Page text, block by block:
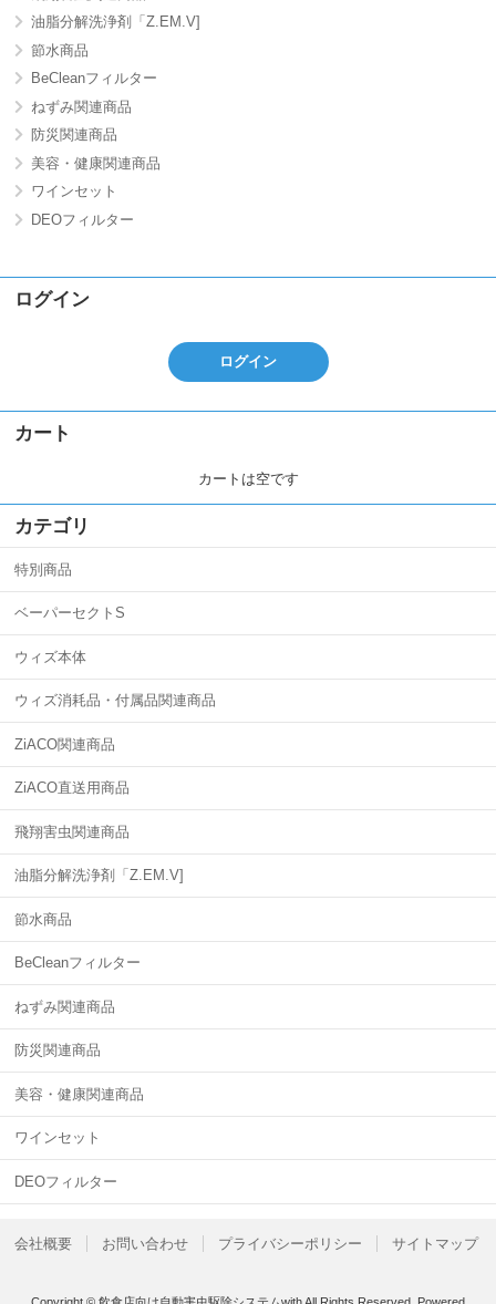
油脂分解洗浄剤「Z.EM.V]
節水商品
BeCleanフィルター
ねずみ関連商品
防災関連商品
美容・健康関連商品
ワインセット
DEOフィルター
ログイン
ログイン
カート
カートは空です
カテゴリ
特別商品
ベーパーセクトS
ウィズ本体
ウィズ消耗品・付属品関連商品
ZiACO関連商品
ZiACO直送用商品
飛翔害虫関連商品
油脂分解洗浄剤「Z.EM.V]
節水商品
BeCleanフィルター
ねずみ関連商品
防災関連商品
美容・健康関連商品
ワインセット
DEOフィルター
会社概要 お問い合わせ プライバシーポリシー サイトマップ